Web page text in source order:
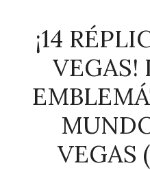
¡14
VEGAS!
VEGAS